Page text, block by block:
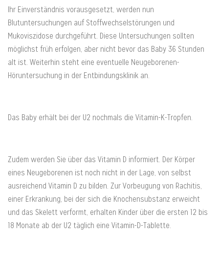
Ihr Einverständnis vorausgesetzt, werden nun
Blutuntersuchungen auf Stoffwechselstörungen und
Mukoviszidose durchgeführt. Diese Untersuchungen sollten
möglichst früh erfolgen, aber nicht bevor das Baby 36 Stunden
alt ist. Weiterhin steht eine eventuelle Neugeborenen-
Höruntersuchung in der Entbindungsklinik an.
Das Baby erhält bei der U2 nochmals die Vitamin-K-Tropfen.
Zudem werden Sie über das Vitamin D informiert. Der Körper
eines Neugeborenen ist noch nicht in der Lage, von selbst
ausreichend Vitamin D zu bilden. Zur Vorbeugung von Rachitis,
einer Erkrankung, bei der sich die Knochensubstanz erweicht
und das Skelett verformt, erhalten Kinder über die ersten 12 bis
18 Monate ab der U2 täglich eine Vitamin-D-Tablette.